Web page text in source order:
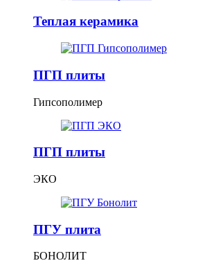
Теплая керамика
ПГП плиты
Гипсополимер
ПГП плиты
ЭКО
ПГУ плита
БОНОЛИТ